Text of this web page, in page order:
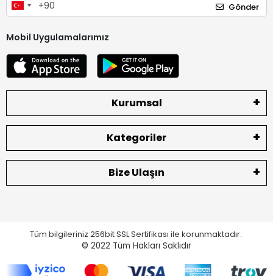
Gönder
Mobil Uygulamalarımız
Kurumsal
Kategoriler
Bize Ulaşın
Tüm bilgileriniz 256bit SSL Sertifikası ile korunmaktadır.
© 2022 Tüm Hakları Saklıdır